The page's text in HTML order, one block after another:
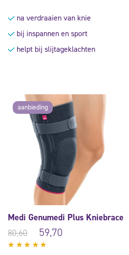
uit 5
na verdraaien van knie
bij inspannen en sport
helpt bij slijtageklachten
aanbieding
Medi Genumedi Plus Kniebrace
80,60
59,70